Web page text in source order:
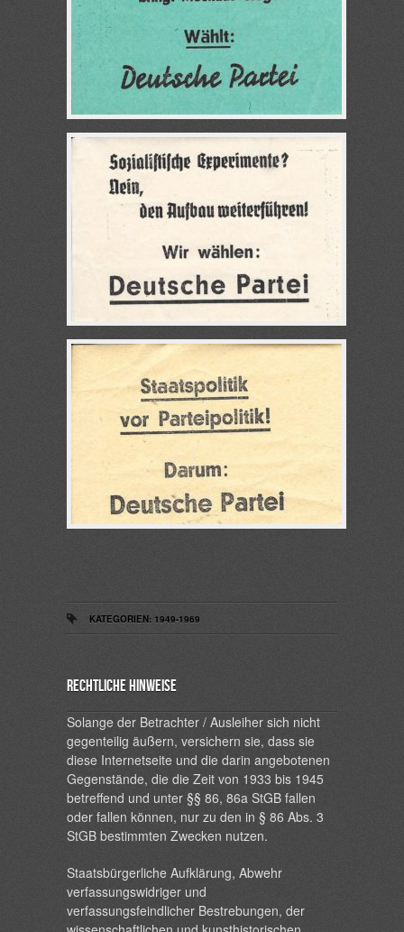
KATEGORIEN: 1949-1969
Rechtliche Hinweise
Solange der Betrachter / Ausleiher sich nicht
gegenteilig äußern, versichern sie, dass sie
diese Internetseite und die darin angebotenen
Gegenstände, die die Zeit von 1933 bis 1945
betreffend und unter §§ 86, 86a StGB fallen
oder fallen können, nur zu den in § 86 Abs. 3
StGB bestimmten Zwecken nutzen.
Staatsbürgerliche Aufklärung, Abwehr
verfassungswidriger und
verfassungsfeindlicher Bestrebungen, der